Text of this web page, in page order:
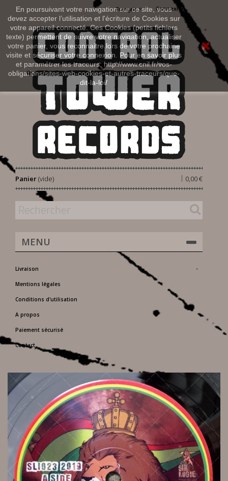
En poursuivant votre navigation sur ce site, vous
devez accepter l’utilisation et l'écriture de Cookies sur
votre appareil connecté. Ces Cookies (petits fichiers
texte) permettent de suivre votre navigation, actualiser
votre panier, vous reconnaitre lors de votre prochaine
visite et sécuriser votre connexion. Pour en savoir plus
et paramétrer les traceurs: http://www.cnil.fr/vos-
obligations/sites-web-cookies-et-autres-traceurs/que-
dit-la-loi/
Connexion
Français
Panier 0,00 €
|
(vide)
MENU
Livraison
Mentions légales
Conditions d'utilisation
A propos
Paiement sécurisé
Contact